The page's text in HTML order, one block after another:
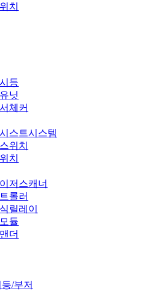
치
등
닛
체커
스트시스템
위치
치
저스캐너
롤러
릴레이
듈
더
/부저